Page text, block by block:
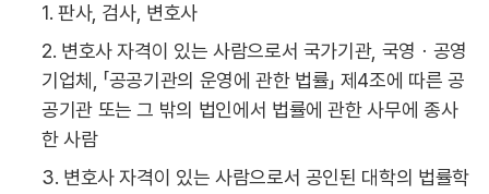
1. 판사, 검사, 변호사
2. 변호사 자격이 있는 사람으로서 국가기관, 국영ㆍ공영
기업체, 「공공기관의 운영에 관한 법률」 제4조에 따른 공
공기관 또는 그 밖의 법인에서 법률에 관한 사무에 종사
한 사람
3. 변호사 자격이 있는 사람으로서 공인된 대학의 법률학